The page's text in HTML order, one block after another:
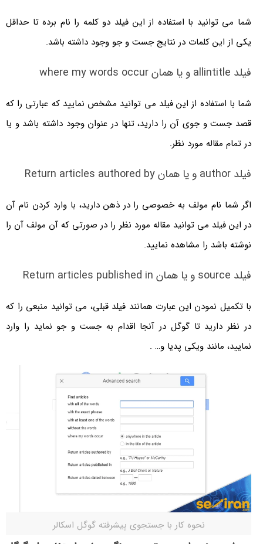
شما می توانید با استفاده از این فیلد دو کلمه را نام برده تا حداقل
یکی از این کلمات در نتایج جست و جو وجود داشته باشد.
فیلد allintitle و یا همان where my words occur
شما با استفاده از این فیلد می توانید مشخص نمایید که عبارتی را که
قصد جست و جوی آن را دارید، تنها در عنوان وجود داشته باشد و یا
در تمام مقاله مورد نظر.
فیلد author و یا همان Return articles authored by
اگر شما نام مولف به خصوصی را در ذهن دارید، با وارد کردن نام آن
در این فیلد می توانید مقاله مورد نظر را در صورتی که آن مولف آن را
نوشته باشد را مشاهده نمایید.
فیلد source و یا همان Return articles published in
با تکمیل نمودن این عبارت همانند فیلد قبلی، می توانید منبعی را که
در نظر دارید تا گوگل در آنجا اقدام به جست و جو نماید را وارد
نمایید، مانند ویکی پدیا و… .
نحوه کار با جستجوی پیشرفته گوگل اسکالر